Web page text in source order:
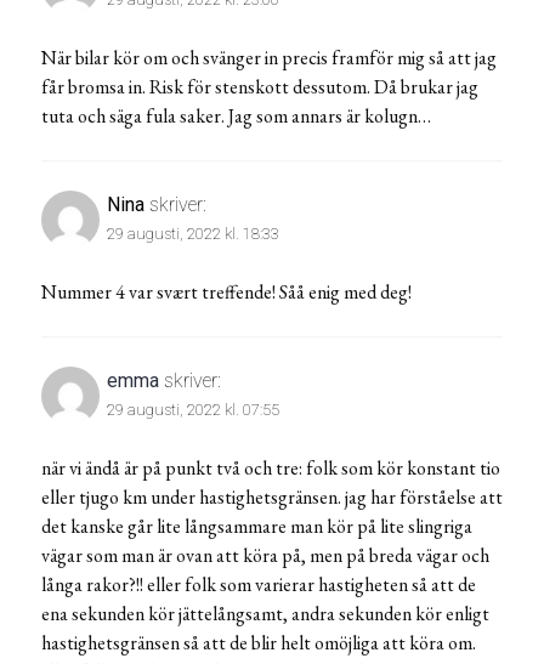
När bilar kör om och svänger in precis framför mig så att jag
får bromsa in. Risk för stenskott dessutom. Då brukar jag
tuta och säga fula saker. Jag som annars är kolugn…
Nina skriver:
29 augusti, 2022 kl. 18:33
Nummer 4 var svært treffende! Såå enig med deg!
emma skriver:
29 augusti, 2022 kl. 07:55
när vi ändå är på punkt två och tre: folk som kör konstant tio
eller tjugo km under hastighetsgränsen. jag har förståelse att
det kanske går lite långsammare man kör på lite slingriga
vägar som man är ovan att köra på, men på breda vägar och
långa rakor?!! eller folk som varierar hastigheten så att de
ena sekunden kör jättelångsamt, andra sekunden kör enligt
hastighetsgränsen så att de blir helt omöjliga att köra om.